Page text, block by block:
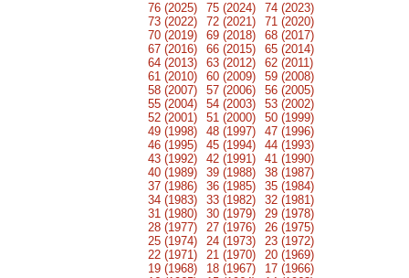
76 (2025) 75 (2024)
74 (2023)
73 (2022)
72 (2021)
71 (2020)
70 (2019)
69 (2018)
68 (2017)
67 (2016)
66 (2015)
65 (2014)
64 (2013)
63 (2012)
62 (2011)
61 (2010)
60 (2009)
59 (2008)
58 (2007)
57 (2006)
56 (2005)
55 (2004)
54 (2003)
53 (2002)
52 (2001)
51 (2000)
50 (1999)
49 (1998)
48 (1997)
47 (1996)
46 (1995)
45 (1994)
44 (1993)
43 (1992)
42 (1991)
41 (1990)
40 (1989)
39 (1988)
38 (1987)
37 (1986)
36 (1985)
35 (1984)
34 (1983)
33 (1982)
32 (1981)
31 (1980)
30 (1979)
29 (1978)
28 (1977)
27 (1976)
26 (1975)
25 (1974)
24 (1973)
23 (1972)
22 (1971)
21 (1970)
20 (1969)
19 (1968)
18 (1967)
17 (1966)